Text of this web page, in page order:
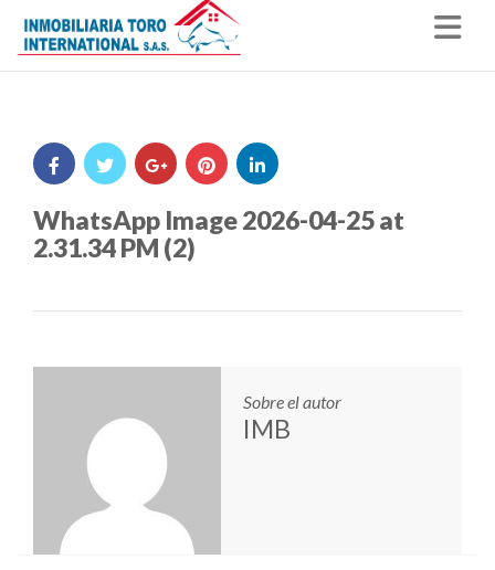
WhatsApp Image 2026-04-25 at
2.31.34 PM (2)
Sobre el autor
IMB